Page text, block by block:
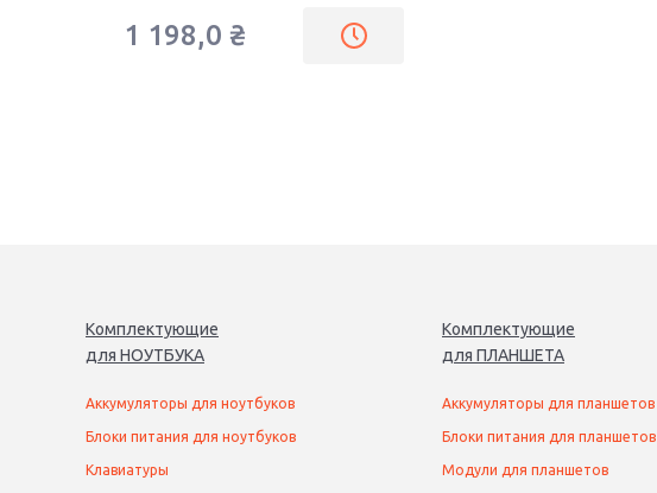
1 198,0 ₴
Комплектующие
для НОУТБУКА
Аккумуляторы для ноутбуков
Блоки питания для ноутбуков
Клавиатуры
Комплектующие
для ПЛАНШЕТА
Аккумуляторы для планшетов
Блоки питания для планшетов
Модули для планшетов